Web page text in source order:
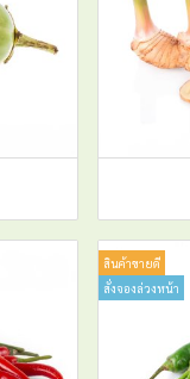
สินค้าขายดี
สั่งจองล่วงหน้า